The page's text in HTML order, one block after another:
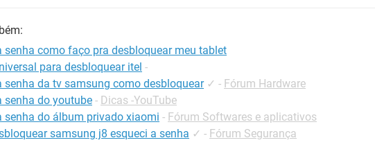
senha como faço pra desbloquear meu tablet
para desbloquear itel -
senha da tv samsung como desbloquear ✓ - Fórum Hardware
senha do youtube - Dicas -YouTube
senha do álbum privado xiaomi - Fórum Softwares e aplicativos
samsung j8 esqueci a senha ✓ - Fórum Segurança